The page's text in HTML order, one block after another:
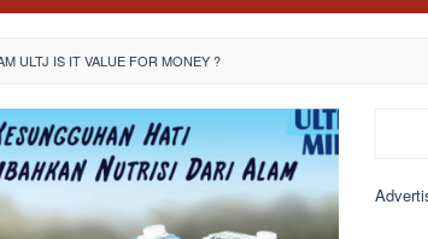
ULTJ IS IT VALUE FOR MONEY ?